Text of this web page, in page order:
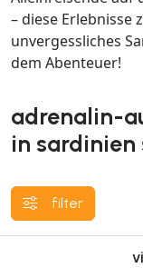
– diese Erlebnisse
unvergessliches
dem Abenteuer!
adrenalin-
in sardinien
filter